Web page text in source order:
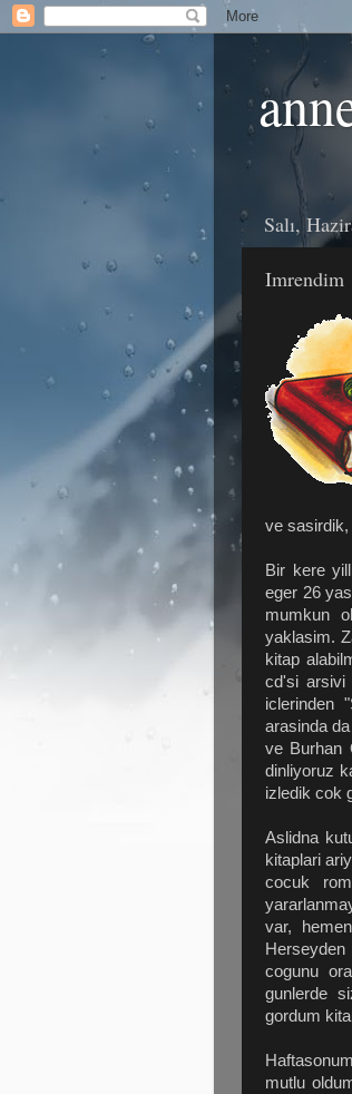
Salı,
Imrendim
ve sasirdik,
Bir kere
eger 26
mumkun
yaklasim.
kitap
cd'si arsivi
iclerinden
arasinda
ve Burhan
dinliyoruz
izledik cok
Aslidna
kitaplari
cocuk
var,
cogunu
gunlerde
gordum
mutlu